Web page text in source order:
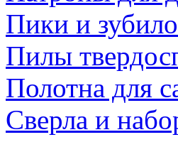
Пики и
Пилы
Полотна для
Сверла и